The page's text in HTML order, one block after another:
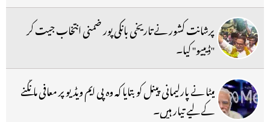
پرشانت کشور نے تاریخی بانکی پور ضمنی انتخاب جیت کر
''ڈیبیو'' کیا۔
میٹا نے پارلیمانی پینل کو بتایا کہ وہ پی ایم ویڈیو پر معافی مانگنے
کے لیے تیار ہیں۔